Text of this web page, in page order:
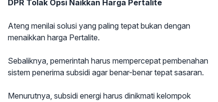
DPR Tolak Opsi Naikkan Harga Pertalite
Ateng menilai solusi yang paling tepat bukan dengan
menaikkan harga Pertalite.
Sebaliknya, pemerintah harus mempercepat pembenahan
sistem penerima subsidi agar benar-benar tepat sasaran.
Menurutnya, subsidi energi harus dinikmati kelompok